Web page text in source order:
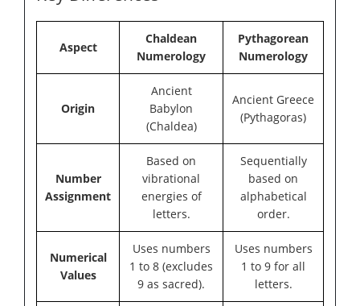
Aspect
Chaldean
Numerology
Pythagorean
Numerology
Origin
Ancient
Babylon
(Chaldea)
Ancient Greece
(Pythagoras)
Number
Assignment
Based on
vibrational
energies of
letters.
Sequentially
based on
alphabetical
order.
Numerical
Values
Uses numbers
1 to 8 (excludes
9 as sacred).
Uses numbers
1 to 9 for all
letters.